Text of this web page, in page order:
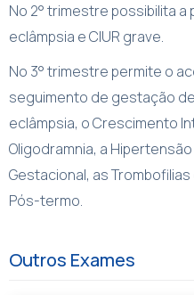
No 2° trimestre possibilita
eclâmpsia e CIUR grave.
No 3° trimestre permite o
seguimento de gestação
eclâmpsia, o Crescimento
Oligodramnia, a
Gestacional, as
Pós-termo.
Outros Exames